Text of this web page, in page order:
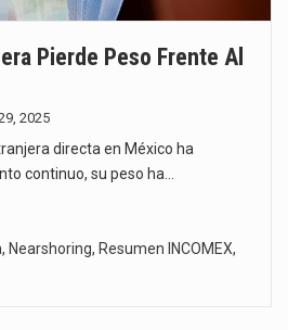
Pierde Peso Frente Al
2025
directa en México ha
continuo, su peso ha…
, Nearshoring, Resumen INCOMEX,